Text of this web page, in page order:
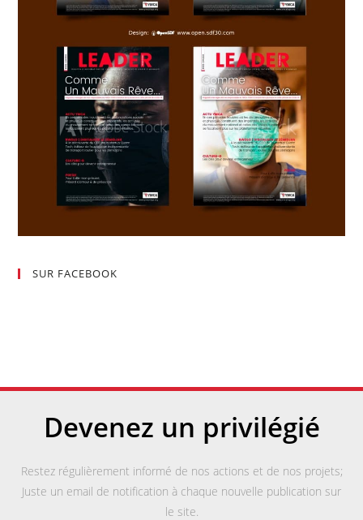
SUR FACEBOOK
Devenez un privilégié
Restez régulièrement informé de nos actions et de nos projets;
Juste un email de notification à chaque nouvelle publication sur
le site.